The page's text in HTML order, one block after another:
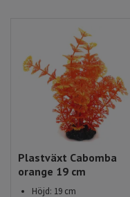
Plastväxt Cabomba
orange 19 cm
Höjd: 19 cm